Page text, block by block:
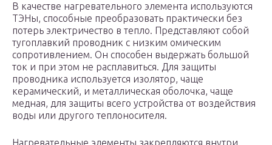
В качестве нагревательного элемента используются
ТЭНы, способные преобразовать практически без
потерь электричество в тепло. Представляют собой
тугоплавкий проводник с низким омическим
сопротивлением. Он способен выдержать большой
ток и при этом не расплавиться. Для защиты
проводника используется изолятор, чаще
керамический, и металлическая оболочка, чаще
медная, для защиты всего устройства от воздействия
воды или другого теплоносителя.
Нагревательные элементы закрепляются внутри